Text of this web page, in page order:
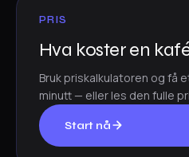
PRIS
Hva koster en
Bruk priskalkulatoren og få
minutt — eller les den fulle
Start nå